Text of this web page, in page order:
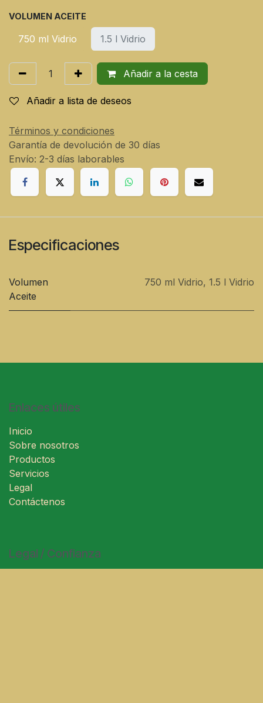
VOLUMEN ACEITE
750 ml Vidrio 1.5 l Vidrio
Añadir a la cesta
Añadir a lista de deseos
Términos y condiciones
Garantía de devolución de 30 días
Envío: 2-3 días laborables
Especificaciones
Volumen
Aceite
750 ml Vidrio, 1.5 l Vidrio
Enlaces útiles
Inicio
Sobre nosotros
Productos
Servicios
Legal
Contáctenos
Legal / Confianza